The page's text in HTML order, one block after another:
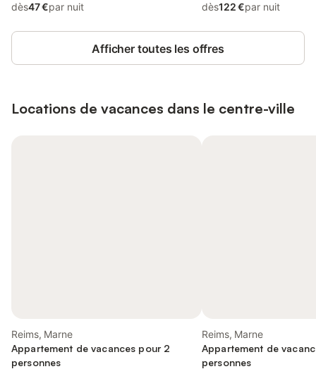
dès47 €par nuit
dès122 €par nuit
Afficher toutes les offres
Locations de vacances dans le centre-ville
Reims, Marne
Appartement de vacances pour 2
personnes
Reims, Marne
Appartement de
personnes